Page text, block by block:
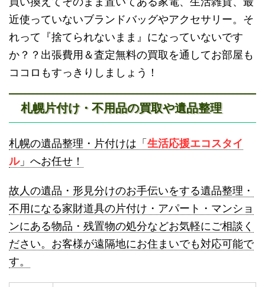
砂川不用品回収 帯広・十勝不用品回収
名寄市不用品回収 士別市不用品回収
近使っていないブランドバッグやアクセサリー。そ
れって『捨てられないまま』になっていないです
か？？出張費用＆査定無料の買取を通してお部屋も
ココロもすっきりしましょう！
札幌片付け・不用品の買取や遺品整理
札幌の遺品整理・片付けは「 生活応援エコスタイ
ル」へお任せ！
故人の遺品・形見分けのお手伝いをする遺品整理・
不用になる家財道具の片付け・アパート・マンショ
ンにある物品・残置物の処分などお気軽にご相談く
ださい。お客様が遠隔地にお住まいでも対応可能で
す。